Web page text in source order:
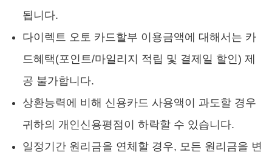
됩니다.
다이렉트 오토 카드할부 이용금액에 대해서는 카
드혜택(포인트/마일리지 적립 및 결제일 할인) 제
공 불가합니다.
상환능력에 비해 신용카드 사용액이 과도할 경우
귀하의 개인신용평점이 하락할 수 있습니다.
일정기간 원리금을 연체할 경우, 모든 원리금을 변